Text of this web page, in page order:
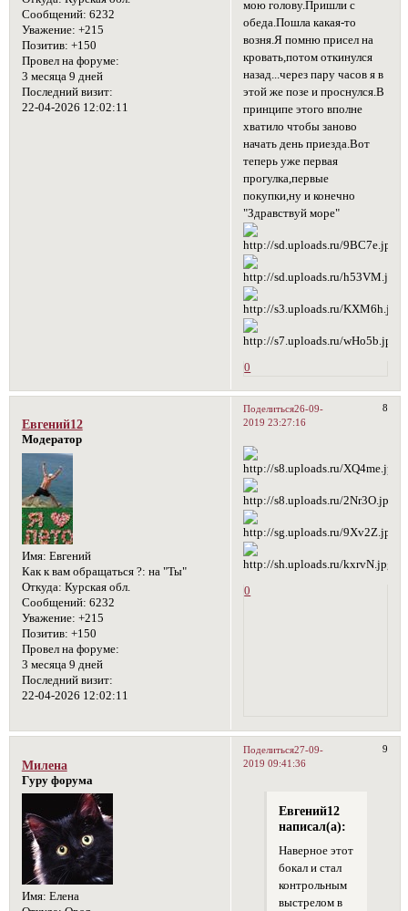
Сообщений: 6232
Уважение: +215
Позитив: +150
Провел на форуме:
3 месяца 9 дней
Последний визит:
22-04-2026 12:02:11
мою голову.Пришли с
обеда.Пошла какая-то
возня.Я помню присел на
кровать,потом откинулся
назад...через пару часов я в
этой же позе и проснулся.В
принципе этого вполне
хватило чтобы заново
начать день приезда.Вот
теперь уже первая
прогулка,первые
покупки,ну и конечно
"Здравствуй море"
0
Поделиться 8
26-09-
2019 23:27:16
Евгений12
Модератор
Имя: Евгений
Как к вам обращаться ?: на "Ты"
Откуда: Курская обл.
Сообщений: 6232
Уважение: +215
Позитив: +150
Провел на форуме:
3 месяца 9 дней
Последний визит:
22-04-2026 12:02:11
0
Поделиться 9
27-09-
2019 09:41:36
Милена
Гуру форума
Имя: Елена
Евгений12
написал(а):
Наверное этот
бокал и стал
контрольным
выстрелом в